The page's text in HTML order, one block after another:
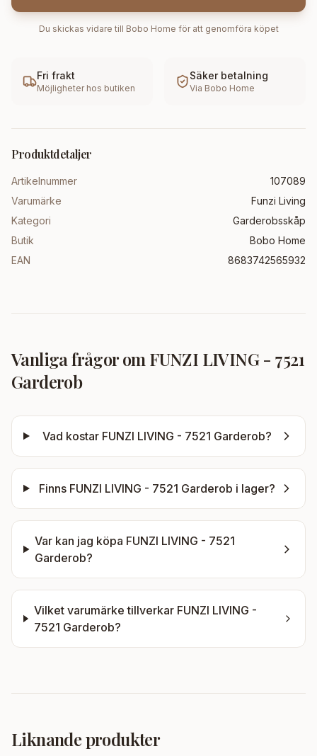
Du skickas vidare till Bobo Home för att genomföra köpet
Fri frakt
Möjligheter hos butiken
Säker betalning
Via Bobo Home
Produktdetaljer
Artikelnummer
107089
Varumärke
Funzi Living
Kategori
Garderobsskåp
Butik
Bobo Home
EAN
8683742565932
Vanliga frågor om FUNZI LIVING - 7521
Garderob
Vad kostar FUNZI LIVING - 7521 Garderob?
Finns FUNZI LIVING - 7521 Garderob i lager?
Var kan jag köpa FUNZI LIVING - 7521
Garderob?
Vilket varumärke tillverkar FUNZI LIVING -
7521 Garderob?
Liknande produkter